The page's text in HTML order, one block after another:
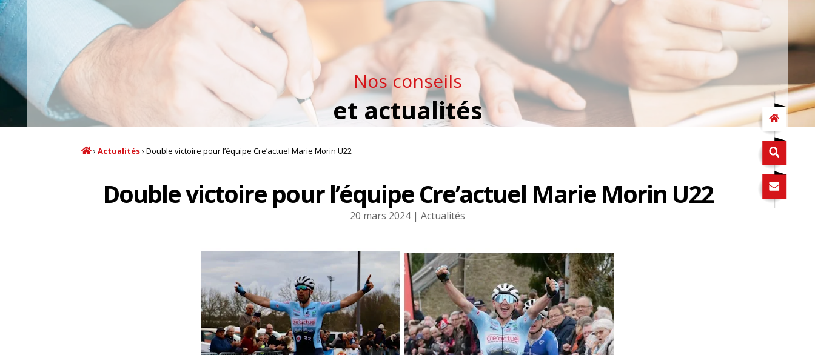
Nos conseils
et actualités
›Actualités›Double victoire pour l’équipe Cre’actuel Marie Morin U22
Double victoire pour l’équipe Cre’actuel Marie Morin U22
20 mars 2024 Actualités